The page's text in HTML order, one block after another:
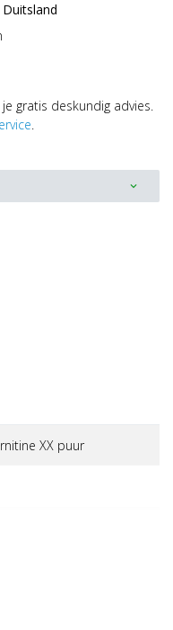
Duitsland
gratis deskundig advies.
.
expand_more
XX puur